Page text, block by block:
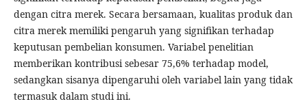
dengan citra merek. Secara bersamaan, kualitas produk dan
citra merek memiliki pengaruh yang signifikan terhadap
keputusan pembelian konsumen. Variabel penelitian
memberikan kontribusi sebesar 75,6% terhadap model,
sedangkan sisanya dipengaruhi oleh variabel lain yang tidak
termasuk dalam studi ini.